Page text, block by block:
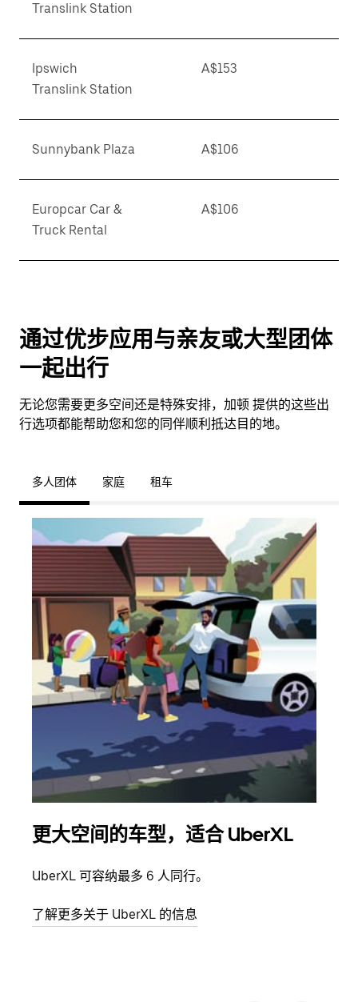
Translink Station
Ipswich
Translink Station
A$153
Sunnybank Plaza A$106
Europcar Car &
Truck Rental
A$106
通过优步应用与亲友或大型团体
一起出行
无论您需要更多空间还是特殊安排，加顿 提供的这些出
行选项都能帮助您和您的同伴顺利抵达目的地。
多人团体 家庭 租车
更大空间的车型，适合 UberXL
UberXL 可容纳最多 6 人同行。
了解更多关于 UberXL 的信息